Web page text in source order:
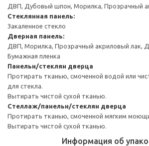
ДВП, Дубовый шпон, Морилка, Прозрачный
Стеклянная панель:
Закаленное стекло
Дверная панель:
ДВП, Морилка, Прозрачный акриловый лак,
Бумажная пленка
Панельн/стеклян дверца
Протирать тканью, смоченной водой или
для стекла.
Вытирать чистой сухой тканью.
Стеллаж/панельн/стеклян дверца
Протирать тканью, смоченной мягким
Вытирать чистой сухой тканью.
Информация об